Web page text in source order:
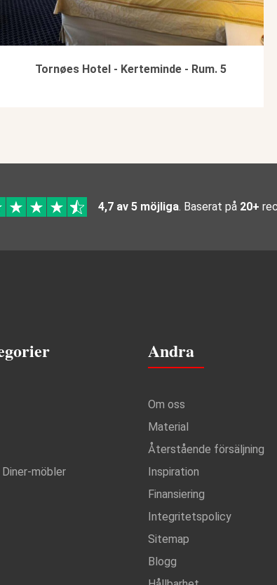
Tornøes Hotel - Kerteminde - Rum. 5
4,7 av 5 möjliga. Baserat på 20+
möbler
Andra
Om oss
Material
Återstående försäljning
Inspiration
Finansiering
Integritetspolicy
Sitemap
Blogg